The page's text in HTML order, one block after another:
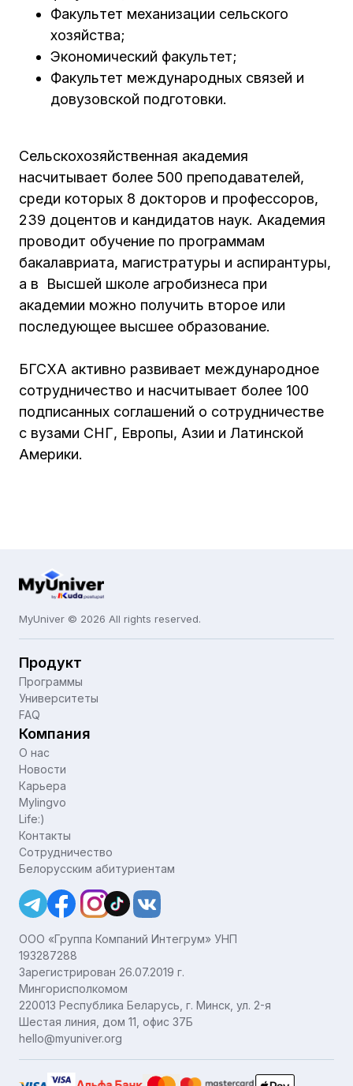
Факультет механизации сельского
хозяйства;
Экономический факультет;
Факультет международных связей и
довузовской подготовки.
Сельскохозяйственная академия
насчитывает более 500 преподавателей,
среди которых 8 докторов и профессоров,
239 доцентов и кандидатов наук. Академия
проводит обучение по программам
бакалавриата, магистратуры и аспирантуры,
а в Высшей школе агробизнеса при
академии можно получить второе или
последующее высшее образование.
БГСХА активно развивает международное
сотрудничество и насчитывает более 100
подписанных соглашений о сотрудничестве
с вузами СНГ, Европы, Азии и Латинской
Америки.
MyUniver © 2026 All rights reserved.
Продукт
Программы
Университеты
FAQ
Компания
О нас
Новости
Карьера
Mylingvo
Life:)
Контакты
Сотрудничество
Белорусским абитуриентам
ООО «Группа Компаний Интегрум» УНП
193287288
Зарегистрирован 26.07.2019 г.
Мингорисполкомом
220013 Республика Беларусь, г. Минск, ул. 2-я
Шестая линия, дом 11, офис 37Б
hello@myuniver.org